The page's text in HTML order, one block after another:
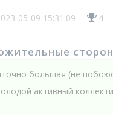
05-09 15:31:09 4
большая (не
активный